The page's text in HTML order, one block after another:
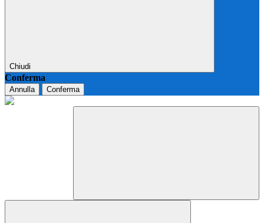
Chiudi
Conferma
Annulla Conferma